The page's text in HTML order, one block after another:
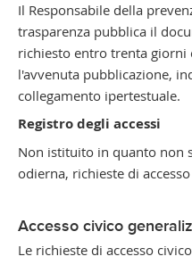
Il Responsabile della
trasparenza pubblica il
richiesto entro trenta giorni
l'avvenuta pubblicazione,
collegamento ipertestuale.
Registro degli accessi
Non istituito in quanto non
odierna, richieste di
Accesso civico
Le richieste di accesso